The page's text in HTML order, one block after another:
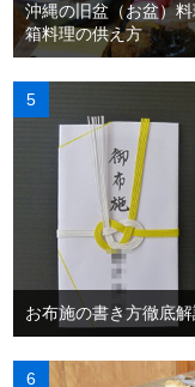
沖縄の旧盆（お盆）
箱料理の供え方
お布施の書き方徹底